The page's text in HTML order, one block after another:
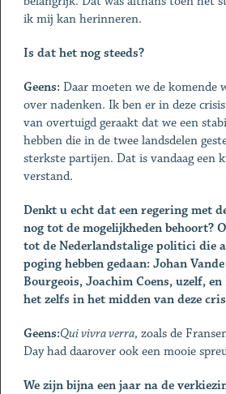
ik mij kan herinneren.
Is dat het nog steeds?
Geens: Daar moeten we de komende
over nadenken. Ik ben er in deze
van overtuigd geraakt dat we een
hebben die in de twee landsdelen
sterkste partijen. Dat is vandaag een
verstand.
Denkt u echt dat een regering met
nog tot de mogelijkheden behoort?
tot de Nederlandstalige politici die
poging hebben gedaan: Johan
Bourgeois, Joachim Coens, uzelf,
het zelfs in het midden van deze
Geens:Qui vivra verra, zoals de
Day had daarover ook een mooie
We zijn bijna een jaar na de